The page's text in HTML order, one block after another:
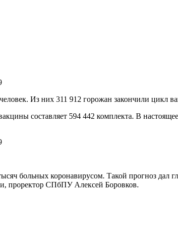
Из них 311 912 горожан закончили цикл
составляет 594 442 комплекта. В
больных коронавирусом. Такой прогноз
проректор СПбПУ Алексей Боровков.